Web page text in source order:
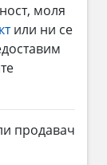
моля
или ни се
продавач